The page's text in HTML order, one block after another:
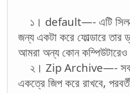
১। default—- এটি
জন্য একটা করে ফোল্ডারে তার
আমরা অন্য কোন কম্পিউটারেও
২। Zip Archive—- সব
একত্রে জিপ করে রাখবে,